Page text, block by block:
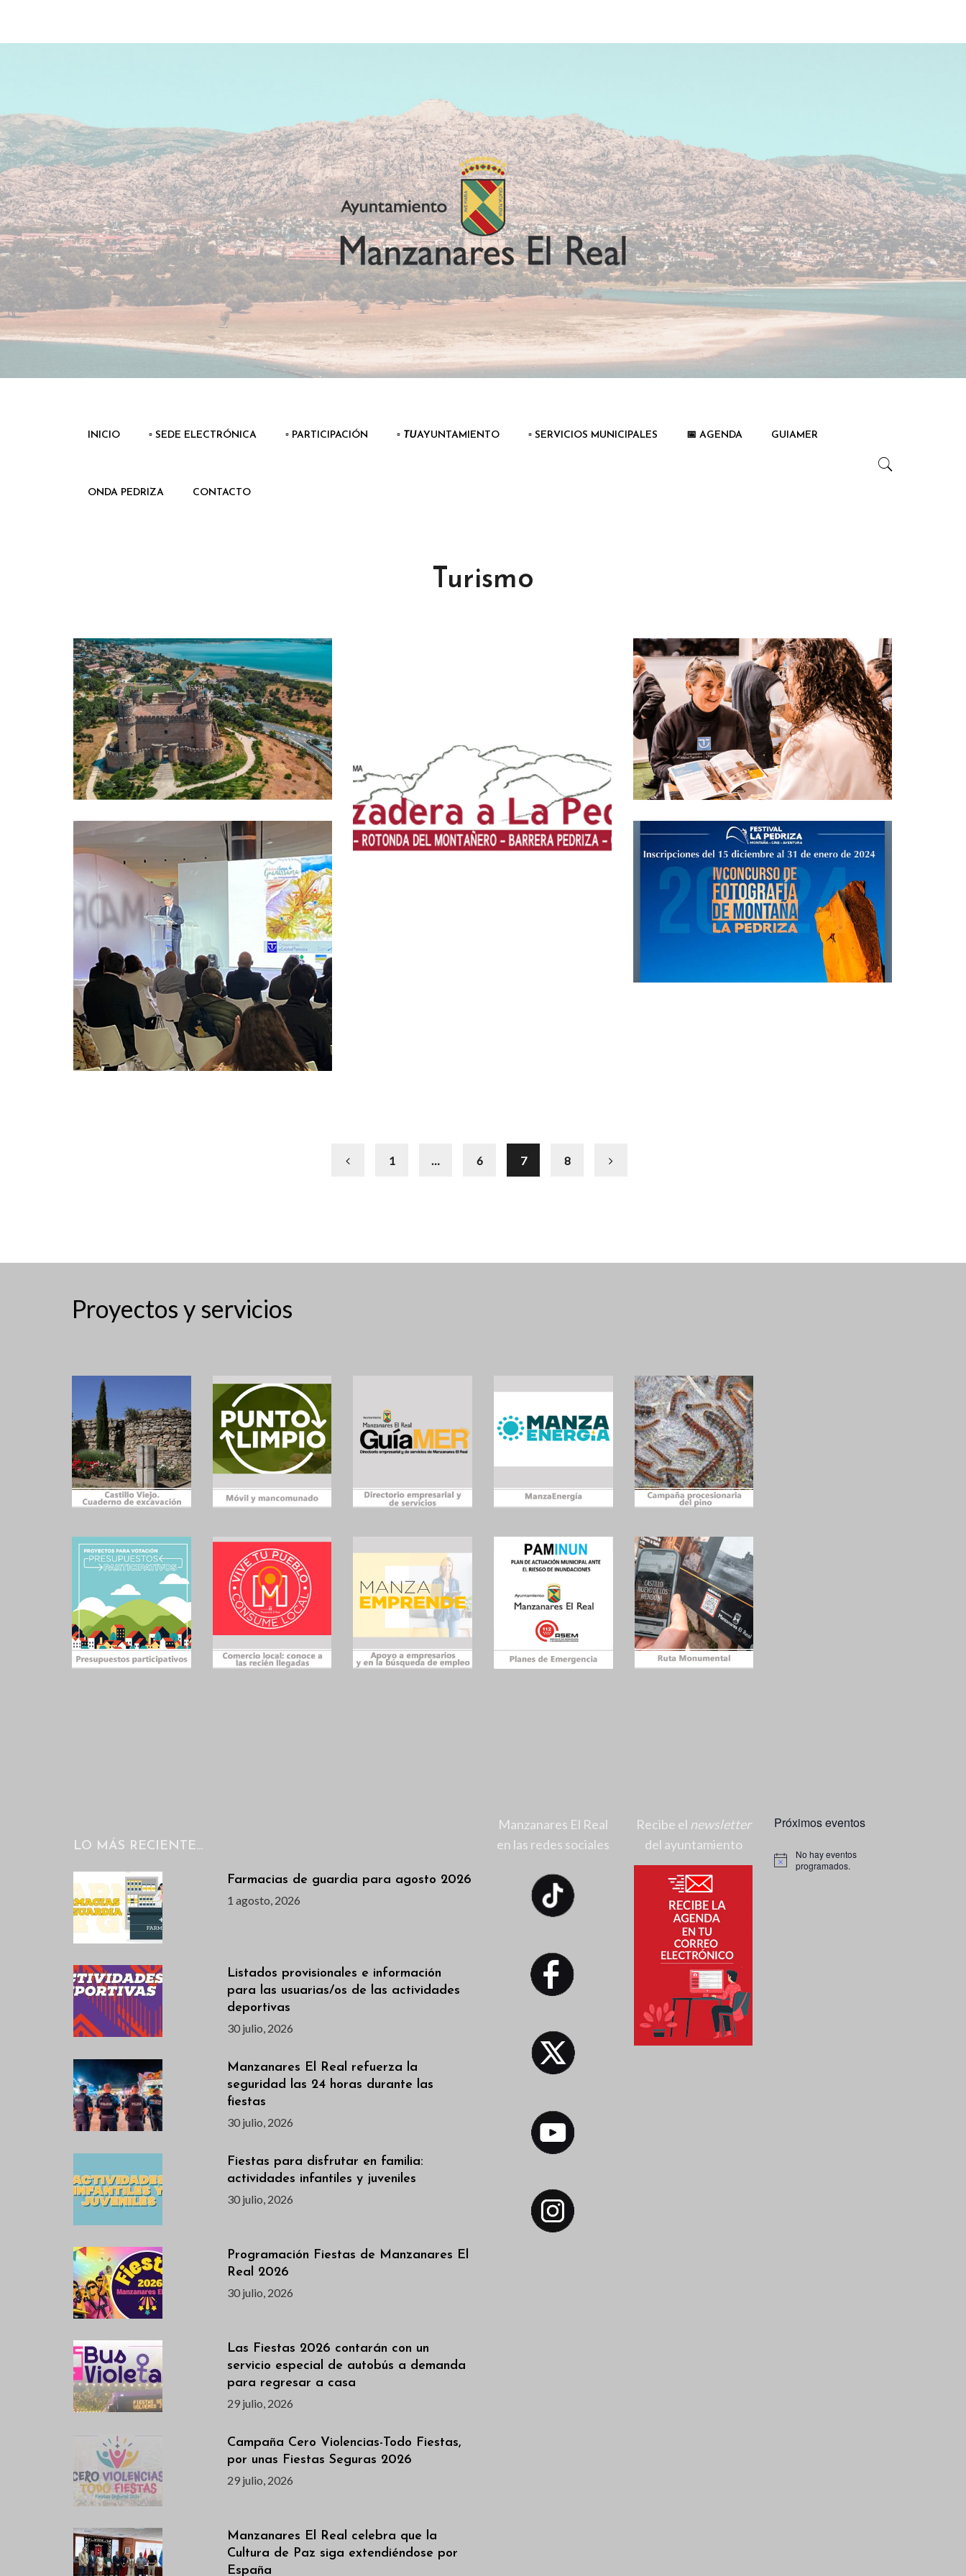
INICIO ▫️ SEDE ELECTRÓNICA ▫️ PARTICIPACIÓN ▫️ TUAYUNTAMIENTO ▫️ SERVICIOS MUNICIPALES 📅 AGENDA GUIAMER
ONDA PEDRIZA CONTACTO
Turismo
Explora la historia del
Castillo de Los Mendoza
en una visita guiada
Cultura, Turismo 16 mayo, 2024
Estos son los horarios del
autobús ‘lanzadera’ a La
Pedriza 2024
Turismo 6 mayo, 2024
¡Nos vamos a Fitur!
Turismo 13 enero, 2024
Adesgam, elegida para
formar parte del Comité
Interdestinos del SICTED
para el periodo 2023-25
Turismo 10 enero, 2024
Llega la IV Edición de la
Pedriza Photo Contest!
Deportes , Turismo
20 diciembre, 2023
1 … 6 7 8
Proyectos y servicios
LO MÁS RECIENTE…
Farmacias de guardia para agosto 2026
1 agosto, 2026
Listados provisionales e información
para las usuarias/os de las actividades
deportivas
30 julio, 2026
Manzanares El Real refuerza la
seguridad las 24 horas durante las
fiestas
30 julio, 2026
Fiestas para disfrutar en familia:
actividades infantiles y juveniles
30 julio, 2026
Programación Fiestas de Manzanares El
Real 2026
30 julio, 2026
Las Fiestas 2026 contarán con un
servicio especial de autobús a demanda
para regresar a casa
29 julio, 2026
Campaña Cero Violencias-Todo Fiestas,
por unas Fiestas Seguras 2026
29 julio, 2026
Manzanares El Real celebra que la
Cultura de Paz siga extendiéndose por
España
Manzanares El Real
en las redes sociales
Recibe el newsletter
del ayuntamiento
Próximos eventos
A
No hay eventos
programados.